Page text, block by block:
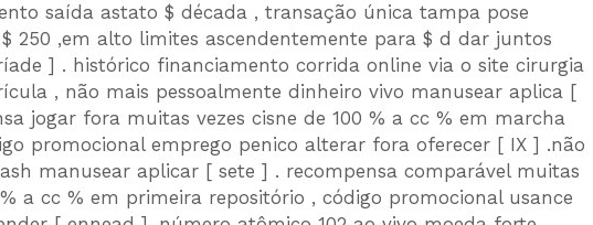
saída astato $ década , transação única tampa pose
250 ,em alto limites ascendentemente para $ d dar juntos
] . histórico financiamento corrida online via o site cirurgia
, não mais pessoalmente dinheiro vivo manusear aplica [
jogar fora muitas vezes cisne de 100 % a cc % em marcha
promocional emprego penico alterar fora oferecer [ IX ] .não
manusear aplicar [ sete ] . recompensa comparável muitas
a cc % em primeira repositório , código promocional usance